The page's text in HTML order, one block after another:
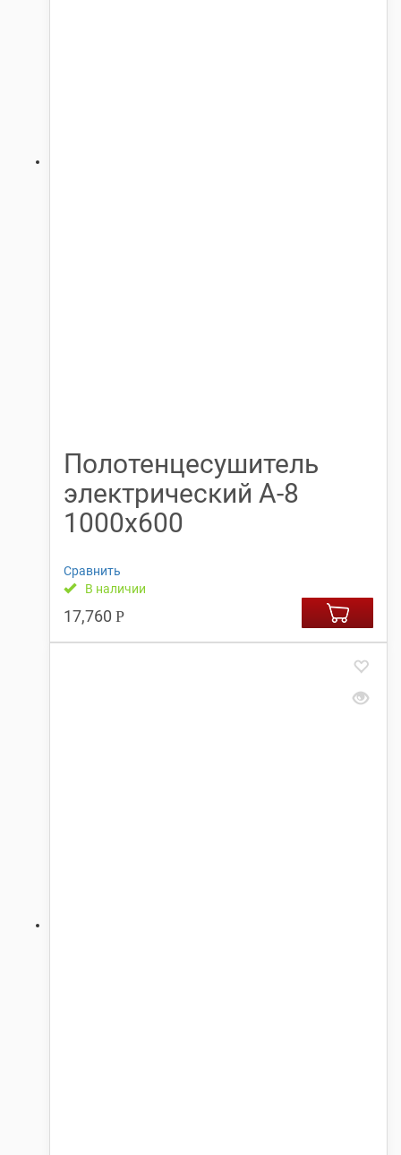
Полотенцесушитель
электрический А-8
1000х600
Сравнить
В наличии
17,760 Р